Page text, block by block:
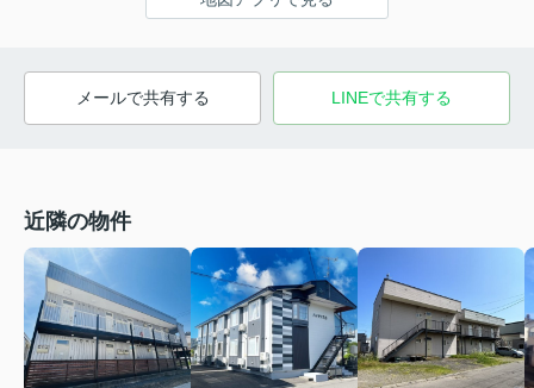
メールで共有する LINEで共有する
近隣の物件